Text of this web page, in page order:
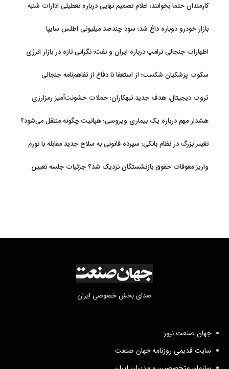
کارمندان حتما بخوانند؛ اعلام تصمیم نهایی درباره تعطیلی ادارات شنبه
بازار خودرو دوباره داغ شد؛ سود چندصد میلیونی اطلس سایپا
اظهارات جنجالی ترامپ درباره ایران و نفت؛ نگرانی تازه در بازار انرژی
سکوت پزشکیان شکست؛ از استعفا تا دفاع از تفاهم‌نامه جنجالی
ثروت دیجیتال، هدف جدید تبهکاران؛ حملات خشونت‌آمیز رمزارزی
هشدار مهم درباره یک بیماری ویروسی؛ هپاتیت چگونه منتقل می‌شود؟
تغییر بزرگ در نظام بانکی؛ سپرده قانونی به سلاح جدید مقابله با تورم
واریز معوقات حقوق بازنشستگان نزدیک شد؟ جزئیات جلسه تعیین
صدای بخش خصوصی ایران
جهان صنعت نیوز
سایت قدیمی روزنامه جهان صنعت